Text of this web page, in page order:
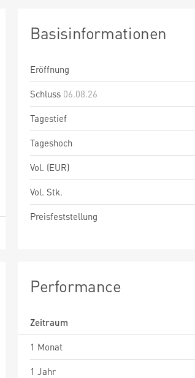
Basisinformationen
Eröffnung
Schluss 06.08.26
Tagestief
Tageshoch
Vol. (EUR)
Vol. Stk.
Preisfeststellung
Performance
Zeitraum
1 Monat
1 Jahr